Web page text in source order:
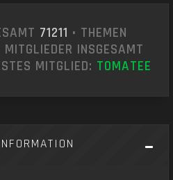
71211 • THEMEN
MITGLIEDER INSGESAMT
MITGLIED: T0MATEE